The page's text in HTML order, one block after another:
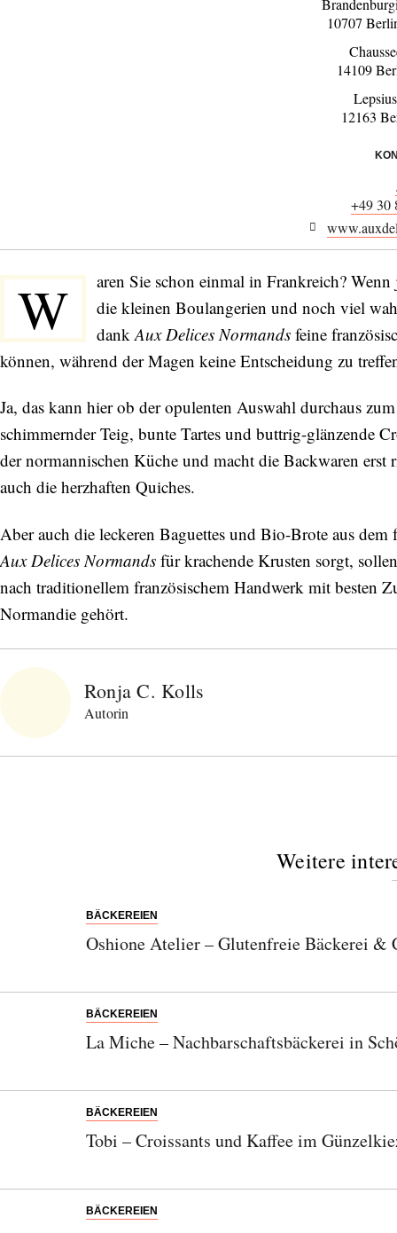
10707
14109
12163
+49 30
W
aren Sie schon einmal in Frankreich?
die kleinen Boulangerien und noch viel
dank Aux Delices Normands feine
können, während der Magen keine Entscheidung zu
Ja, das kann hier ob der opulenten Auswahl durchaus
schimmernder Teig, bunte Tartes und buttrig-glänzende
der normannischen Küche und macht die Backwaren
auch die herzhaften Quiches.
Aber auch die leckeren Baguettes und Bio-Brote aus
Aux Delices Normands für krachende Krusten sorgt,
nach traditionellem französischem Handwerk mit besten
Normandie gehört.
Ronja C. Kolls
Autorin
Weitere
BÄCKEREIEN
Oshione Atelier – Glutenfreie Bäckerei &
BÄCKEREIEN
La Miche – Nachbarschaftsbäckerei in
BÄCKEREIEN
Tobi – Croissants und Kaffee im
BÄCKEREIEN